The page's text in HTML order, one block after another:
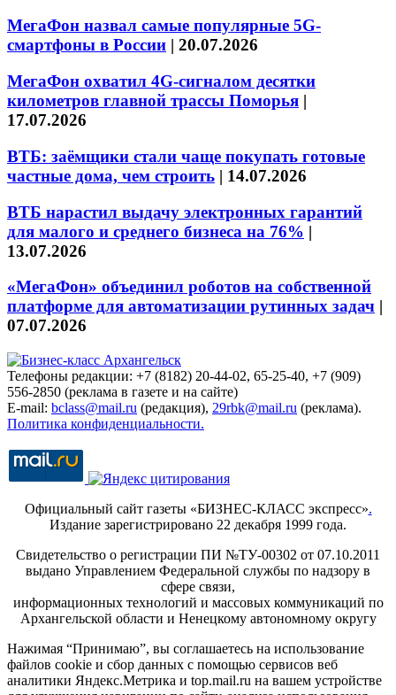
МегаФон назвал самые популярные 5G-
смартфоны в России | 20.07.2026
МегаФон охватил 4G-сигналом десятки
километров главной трассы Поморья |
17.07.2026
ВТБ: заёмщики стали чаще покупать готовые
частные дома, чем строить | 14.07.2026
ВТБ нарастил выдачу электронных гарантий
для малого и среднего бизнеса на 76% |
13.07.2026
«МегаФон» объединил роботов на собственной
платформе для автоматизации рутинных задач |
07.07.2026
Телефоны редакции: +7 (8182) 20-44-02, 65-25-40, +7 (909)
556-2850 (реклама в газете и на сайте)
E-mail: bclass@mail.ru (редакция), 29rbk@mail.ru (реклама).
Политика конфиденциальности.
Официальный сайт газеты «БИЗНЕС-КЛАСС экспресс».
Издание зарегистрировано 22 декабря 1999 года.
Свидетельство о регистрации ПИ №ТУ-00302 от 07.10.2011
выдано Управлением Федеральной службы по надзору в
сфере связи,
информационных технологий и массовых коммуникаций по
Архангельской области и Ненецкому автономному округу
Нажимая “Принимаю”, вы соглашаетесь на использование
файлов cookie и сбор данных с помощью сервисов веб
аналитики Яндекс.Метрика и top.mail.ru на вашем устройстве